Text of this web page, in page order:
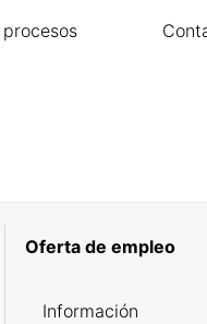
Oferta de empleo
Información